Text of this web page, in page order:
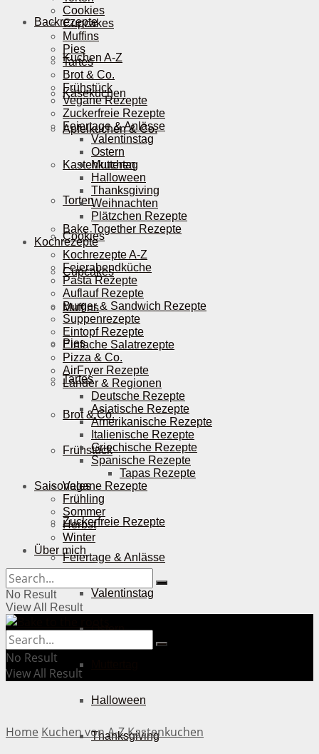
Backrezepte
Kuchen A-Z
Käsekuchen
Apfelkuchen & Co.
Kastenkuchen
Torten
Cookies
Cupcakes
Muffins
Pies
Tartes
Brot & Co.
Frühstück
Vegane Rezepte
Zuckerfreie Rezepte
Feiertage & Anlässe
Valentinstag
Ostern
Halloween
Thanksgiving
Cookies
Cupcakes
Muffins
Pies
Tartes
Brot & Co.
Frühstück
Vegane Rezepte
Zuckerfreie Rezepte
Feiertage & Anlässe
Valentinstag
Ostern
Muttertag
Halloween
Thanksgiving
Weihnachten
Plätzchen Rezepte
Bake Together Rezepte
Kochrezepte
Kochrezepte A-Z
Feierabendküche
Pasta Rezepte
Auflauf Rezepte
Burger & Sandwich Rezepte
Suppenrezepte
Eintopf Rezepte
Einfache Salatrezepte
Pizza & Co.
AirFryer Rezepte
Länder & Regionen
Deutsche Rezepte
Asiatische Rezepte
Amerikanische Rezepte
Italienische Rezepte
Griechische Rezepte
Spanische Rezepte
Tapas Rezepte
Saisonales
Frühling
Sommer
Herbst
Winter
Über mich
No Result
View All Result
No Result
View All Result
Home Kuchen von A-ZKastenkuchen